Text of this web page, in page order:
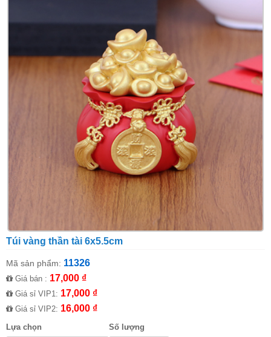
Túi vàng thần tài 6x5.5cm
Mã sản phẩm: 11326
Giá bán : 17,000 ₫
Giá sỉ VIP1: 17,000 ₫
Giá sỉ VIP2: 16,000 ₫
Lựa chọn Số lượng